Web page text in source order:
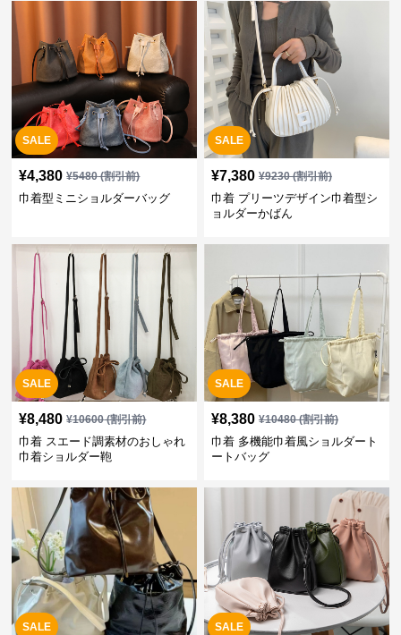
SALE
¥4,380 ¥5480(割引前)
巾着型ミニショルダーバッグ
SALE
¥7,380 ¥9230(割引前)
巾着 プリーツデザイン巾着型シ
ョルダーかばん
SALE
¥8,480 ¥10600(割引前)
巾着 スエード調素材のおしゃれ
巾着ショルダー鞄
SALE
¥8,380 ¥10480(割引前)
巾着 多機能巾着風ショルダート
ートバッグ
SALE SALE